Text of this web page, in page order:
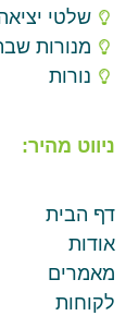
שלטי
מנורות
נורות
ניווט מהיר:
דף הבית
אודות
מאמרים
לקוחות